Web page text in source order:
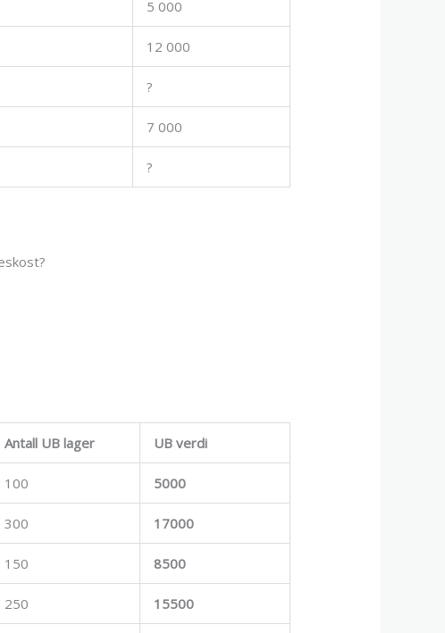
5 000
12 000
?
7 000
?
Antall UB lager UB verdi
100 5000
300 17000
150 8500
250 15500